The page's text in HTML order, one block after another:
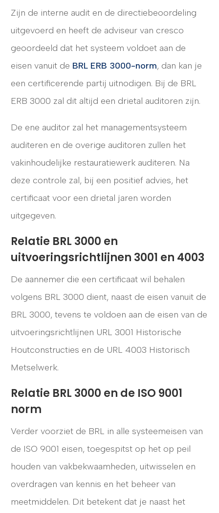
Zijn de interne audit en de directiebeoordeling
uitgevoerd en heeft de adviseur van cresco
geoordeeld dat het systeem voldoet aan de
eisen vanuit de BRL ERB 3000-norm, dan kan je
een certificerende partij uitnodigen. Bij de BRL
ERB 3000 zal dit altijd een drietal auditoren zijn.
De ene auditor zal het managementsysteem
auditeren en de overige auditoren zullen het
vakinhoudelijke restauratiewerk auditeren. Na
deze controle zal, bij een positief advies, het
certificaat voor een drietal jaren worden
uitgegeven.
Relatie BRL 3000 en
uitvoeringsrichtlijnen 3001 en 4003
De aannemer die een certificaat wil behalen
volgens BRL 3000 dient, naast de eisen vanuit de
BRL 3000, tevens te voldoen aan de eisen van de
uitvoeringsrichtlijnen URL 3001 Historische
Houtconstructies en de URL 4003 Historisch
Metselwerk.
Relatie BRL 3000 en de ISO 9001
norm
Verder voorziet de BRL in alle systeemeisen van
de ISO 9001 eisen, toegespitst op het op peil
houden van vakbekwaamheden, uitwisselen en
overdragen van kennis en het beheer van
meetmiddelen. Dit betekent dat je naast het